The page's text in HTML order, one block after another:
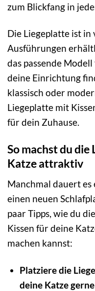
zum Blickfang in
Die Liegeplatte ist in
Ausführungen
das passende
deine Einrichtung
klassisch oder
Liegeplatte mit
für dein Zuhause.
So machst du
Katze attraktiv
Manchmal dauert es
einen neuen
paar Tipps, wie du
Kissen für deine
machen kannst:
Platziere die
deine Katze